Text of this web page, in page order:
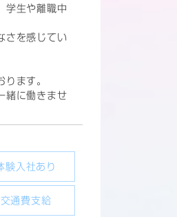
学生や離職中
さを感じてい
ります。
緒に働きませ
験入社あり
交通費支給